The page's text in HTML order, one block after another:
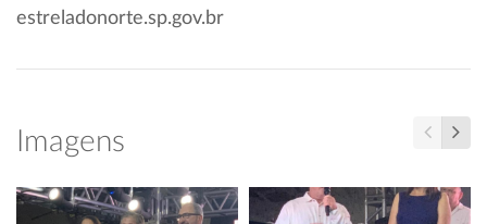
estreladonorte.sp.gov.br
Imagens